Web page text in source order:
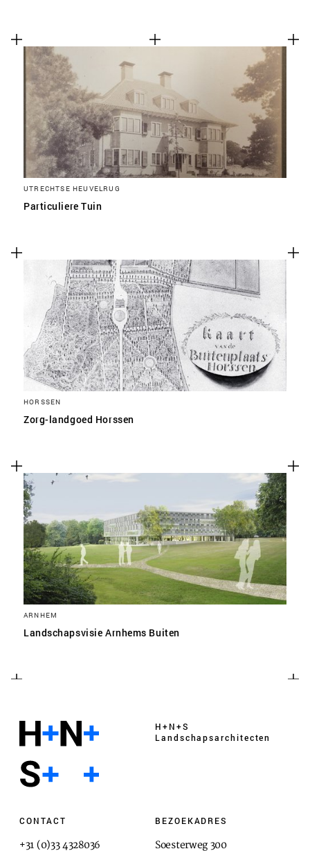
UTRECHTSE HEUVELRUG
Particuliere Tuin
HORSSEN
Zorg-landgoed Horssen
ARNHEM
Landschapsvisie Arnhems Buiten
H+N+S
Landschaps­architecten
CONTACT
+31 (0)33 4328036
BEZOEKADRES
Soesterweg 300